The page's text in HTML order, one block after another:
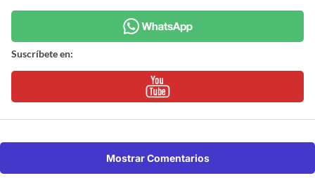
Suscríbete en:
Mostrar Comentarios